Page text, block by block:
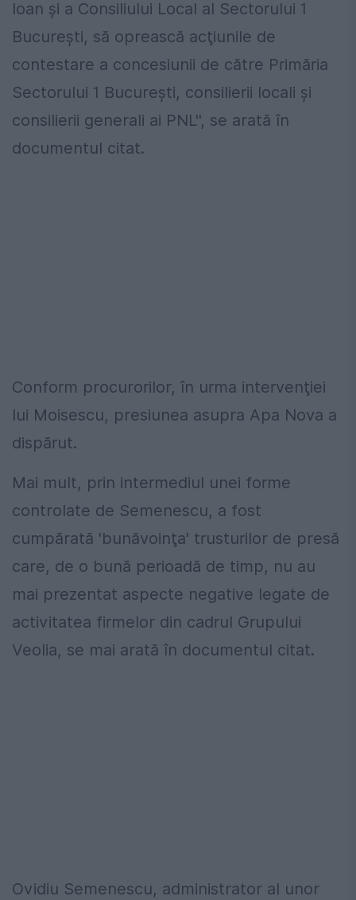
Ioan şi a Consiliului Local al Sectorului 1
Bucureşti, să oprească acţiunile de
contestare a concesiunii de către Primăria
Sectorului 1 Bucureşti, consilierii locali şi
consilierii generali ai PNL'', se arată în
documentul citat.
Conform procurorilor, în urma intervenţiei
lui Moisescu, presiunea asupra Apa Nova a
dispărut.
Mai mult, prin intermediul unei forme
controlate de Semenescu, a fost
cumpărată 'bunăvoinţa' trusturilor de presă
care, de o bună perioadă de timp, nu au
mai prezentat aspecte negative legate de
activitatea firmelor din cadrul Grupului
Veolia, se mai arată în documentul citat.
Ovidiu Semenescu, administrator al unor